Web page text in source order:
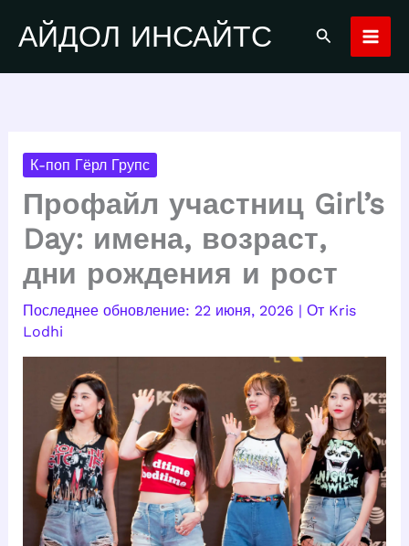
содержимому
АЙДОЛ ИНСАЙТС Поиск
К-поп Гёрл Групс
Профайл участниц Girl’s
Day: имена, возраст,
дни рождения и рост
22 июня, 2026 | От Kris
Lodhi